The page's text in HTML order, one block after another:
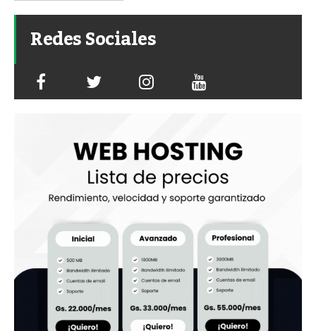
Redes Sociales